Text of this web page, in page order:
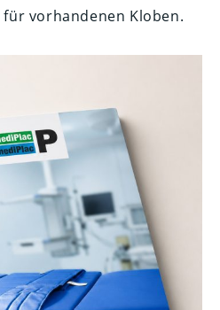
für vorhandenen Kloben.